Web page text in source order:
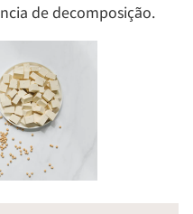
de decomposição.